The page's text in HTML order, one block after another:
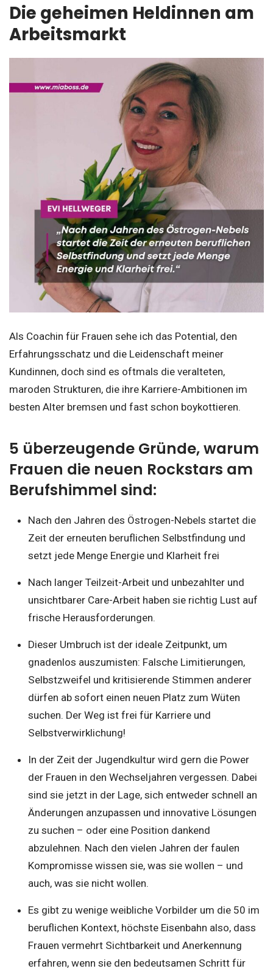
Die geheimen Heldinnen am
Arbeitsmarkt
Als Coachin für Frauen sehe ich das Potential, den
Erfahrungsschatz und die Leidenschaft meiner
Kundinnen, doch sind es oftmals die veralteten,
maroden Strukturen, die ihre Karriere-Ambitionen im
besten Alter bremsen und fast schon boykottieren.
5 überzeugende Gründe, warum
Frauen die neuen Rockstars am
Berufshimmel sind:
Nach den Jahren des Östrogen-Nebels startet die
Zeit der erneuten beruflichen Selbstfindung und
setzt jede Menge Energie und Klarheit frei
Nach langer Teilzeit-Arbeit und unbezahlter und
unsichtbarer Care-Arbeit haben sie richtig Lust auf
frische Herausforderungen.
Dieser Umbruch ist der ideale Zeitpunkt, um
gnadenlos auszumisten: Falsche Limitierungen,
Selbstzweifel und kritisierende Stimmen anderer
dürfen ab sofort einen neuen Platz zum Wüten
suchen. Der Weg ist frei für Karriere und
Selbstverwirklichung!
In der Zeit der Jugendkultur wird gern die Power
der Frauen in den Wechseljahren vergessen. Dabei
sind sie jetzt in der Lage, sich entweder schnell an
Änderungen anzupassen und innovative Lösungen
zu suchen – oder eine Position dankend
abzulehnen. Nach den vielen Jahren der faulen
Kompromisse wissen sie, was sie wollen – und
auch, was sie nicht wollen.
Es gibt zu wenige weibliche Vorbilder um die 50 im
beruflichen Kontext, höchste Eisenbahn also, dass
Frauen vermehrt Sichtbarkeit und Anerkennung
erfahren, wenn sie den bedeutsamen Schritt für